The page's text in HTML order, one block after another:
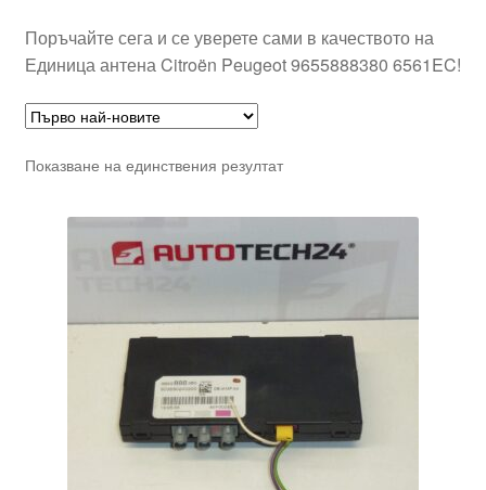
Поръчайте сега и се уверете сами в качеството на
Единица антена Citroën Peugeot 9655888380 6561EC!
Показване на единствения резултат